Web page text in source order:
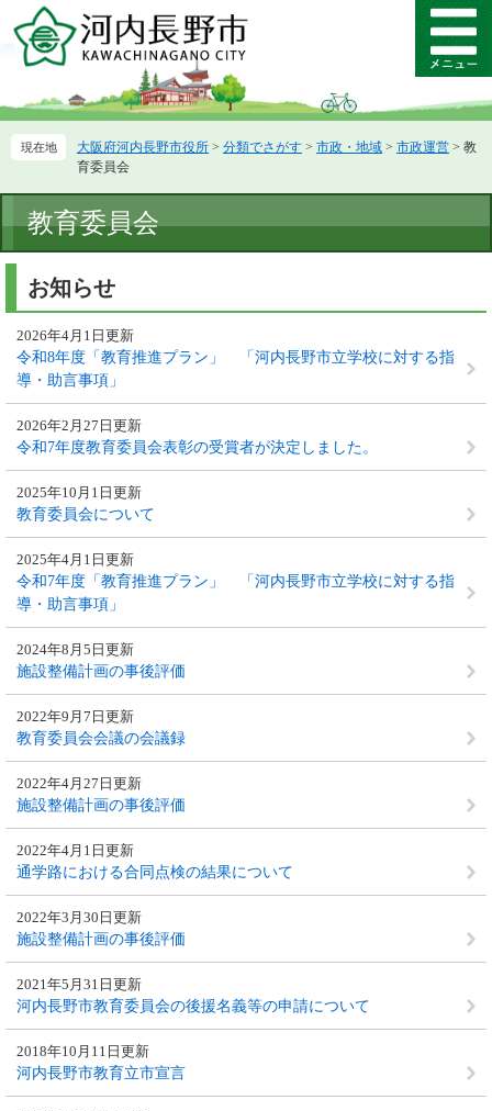
ー
先
ニ
を
て
へ
メ
ニ
ー
大阪府河内長野市役所 > 分類でさがす > 市政・地域 > 市政運営 > 教
育委員会
文
教育委員会
お知らせ
令和8年度「教育推進プラン」 「河内長野市立学校に対する指
導・助言事項」
2026年4月1日更新
令和7年度教育委員会表彰の受賞者が決定しました。
2026年2月27日更新
教育委員会について
2025年10月1日更新
令和7年度「教育推進プラン」 「河内長野市立学校に対する指
導・助言事項」
2025年4月1日更新
施設整備計画の事後評価
2024年8月5日更新
教育委員会会議の会議録
2022年9月7日更新
施設整備計画の事後評価
2022年4月27日更新
通学路における合同点検の結果について
2022年4月1日更新
施設整備計画の事後評価
2022年3月30日更新
河内長野市教育委員会の後援名義等の申請について
2021年5月31日更新
河内長野市教育立市宣言
2018年10月11日更新